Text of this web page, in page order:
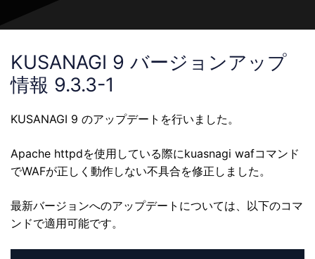
KUSANAGI 9 バージョンアップ
情報 9.3.3-1
KUSANAGI 9 のアップデートを行いました。
Apache httpdを使用している際にkuasnagi wafコマンド
でWAFが正しく動作しない不具合を修正しました。
最新バージョンへのアップデートについては、以下のコマ
ンドで適用可能です。